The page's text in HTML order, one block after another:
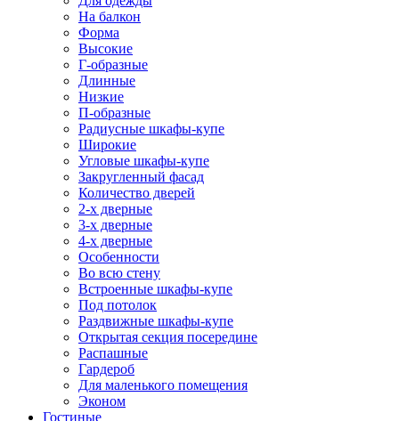
На балкон
Форма
Высокие
Г-образные
Длинные
Низкие
П-образные
Радиусные шкафы-купе
Широкие
Угловые шкафы-купе
Закругленный фасад
Количество дверей
2-х дверные
3-х дверные
4-х дверные
Особенности
Во всю стену
Встроенные шкафы-купе
Под потолок
Раздвижные шкафы-купе
Открытая секция посередине
Распашные
Гардероб
Для маленького помещения
Эконом
Гостиные